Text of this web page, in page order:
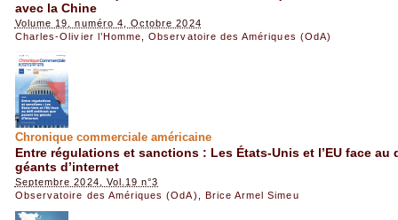
avec la Chine
Volume 19, numéro 4, Octobre 2024
Charles-Olivier l’Homme ,Observatoire des Amériques (OdA)
Chronique commerciale américaine
Entre régulations et sanctions : Les États-Unis et l’EU face
géants d’internet
Septembre 2024, Vol.19 n°3
Observatoire des Amériques (OdA)
Brice Armel Simeu